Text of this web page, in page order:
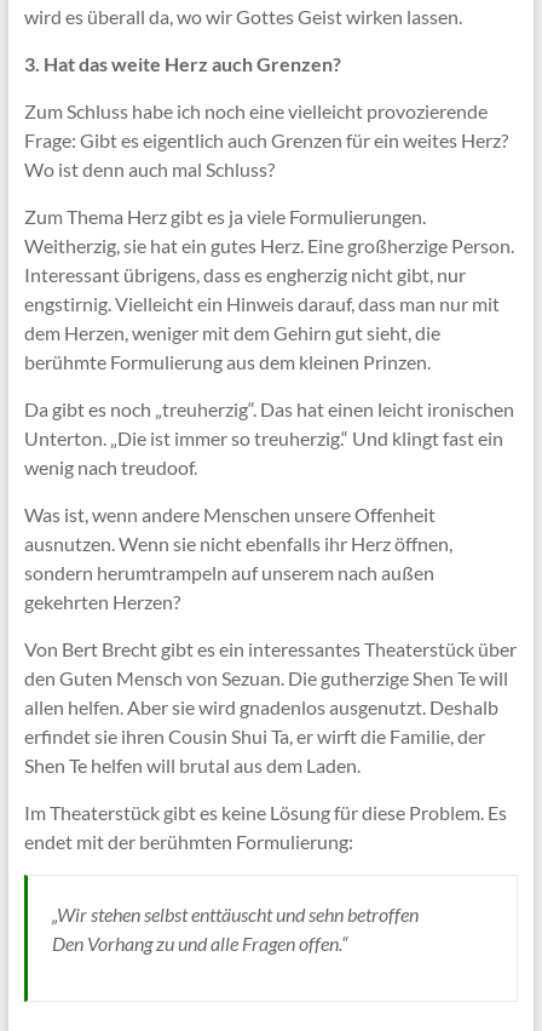
wird es überall da, wo wir Gottes Geist wirken lassen.
3. Hat das weite Herz auch Grenzen?
Zum Schluss habe ich noch eine vielleicht provozierende
Frage: Gibt es eigentlich auch Grenzen für ein weites Herz?
Wo ist denn auch mal Schluss?
Zum Thema Herz gibt es ja viele Formulierungen.
Weitherzig, sie hat ein gutes Herz. Eine großherzige Person.
Interessant übrigens, dass es engherzig nicht gibt, nur
engstirnig. Vielleicht ein Hinweis darauf, dass man nur mit
dem Herzen, weniger mit dem Gehirn gut sieht, die
berühmte Formulierung aus dem kleinen Prinzen.
Da gibt es noch „treuherzig“. Das hat einen leicht ironischen
Unterton. „Die ist immer so treuherzig.“ Und klingt fast ein
wenig nach treudoof.
Was ist, wenn andere Menschen unsere Offenheit
ausnutzen. Wenn sie nicht ebenfalls ihr Herz öffnen,
sondern herumtrampeln auf unserem nach außen
gekehrten Herzen?
Von Bert Brecht gibt es ein interessantes Theaterstück über
den Guten Mensch von Sezuan. Die gutherzige Shen Te will
allen helfen. Aber sie wird gnadenlos ausgenutzt. Deshalb
erfindet sie ihren Cousin Shui Ta, er wirft die Familie, der
Shen Te helfen will brutal aus dem Laden.
Im Theaterstück gibt es keine Lösung für diese Problem. Es
endet mit der berühmten Formulierung:
„Wir stehen selbst enttäuscht und sehn betroffen
Den Vorhang zu und alle Fragen offen.“